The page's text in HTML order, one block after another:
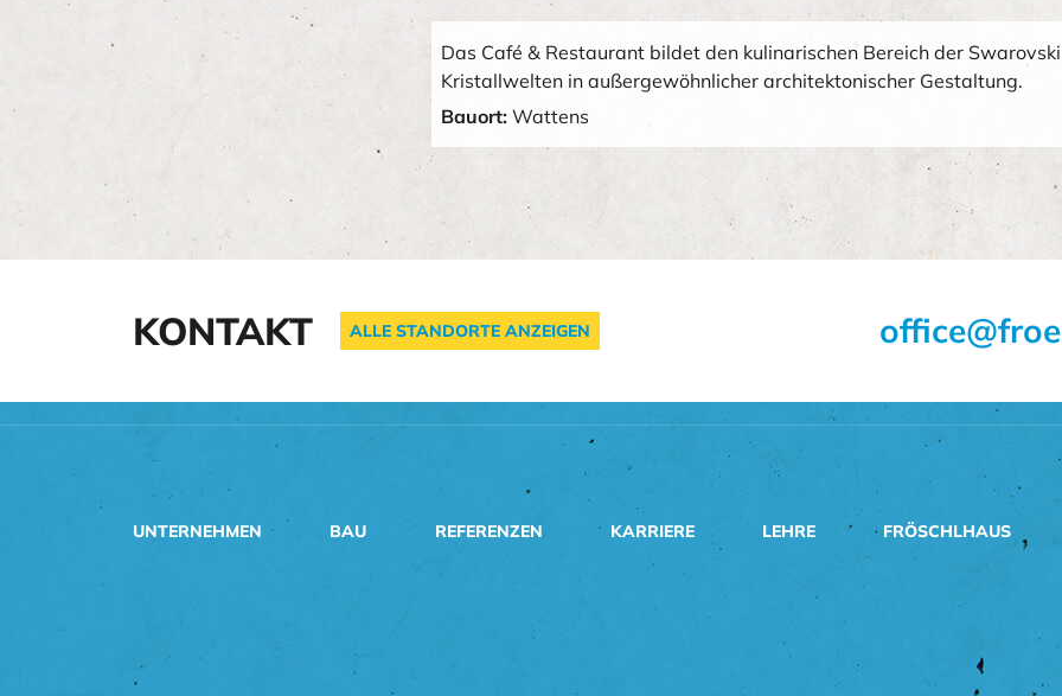
Das Café & Restaurant bildet den kulinarischen Bereich der Swarovski
Kristallwelten in außergewöhnlicher architektonischer Gestaltung.
Bauort: Wattens
KONTAKT ALLE STANDORTE ANZEIGEN
UNTERNEHMEN BAU REFERENZEN KARRIERE LEHRE FRÖSCHLHAUS